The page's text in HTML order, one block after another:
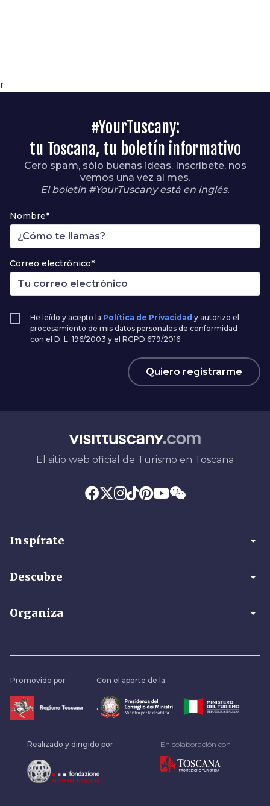
r
#YourTuscany:
tu Toscana, tu boletín informativo
Cero spam, sólo buenas ideas. Inscríbete, nos
vemos una vez al mes.
El boletín #YourTuscany está en inglés.
Nombre*
Correo electrónico*
He leído y acepto la Política de Privacidad y autorizo el
procesamiento de mis datos personales de conformidad
con el D. L. 196/2003 y el RGPD 679/2016
Quiero registrarme
El sitio web oficial de Turismo en Toscana
Inspírate arrow_drop_down
Descubre arrow_drop_down
Organiza arrow_drop_down
Promovido por Con el aporte de la
.
Realizado y dirigido por En colaboración con